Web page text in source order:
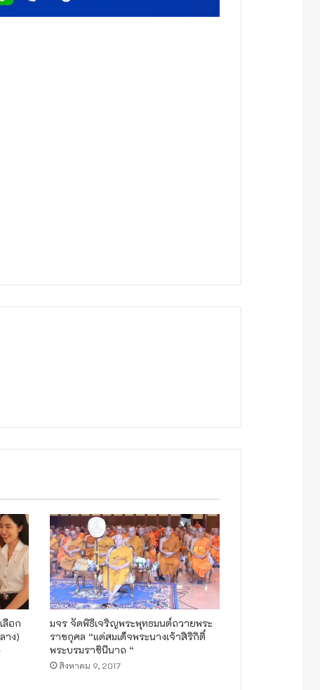
ลือก
าง)
มจร จัดพิธีเจริญพระพุทธมนต์ถวายพระ
ราชกุศล “แด่สมเด็จพระนางเจ้าสิริกิติ์
พระบรมราชินีนาถ “
สิงหาคม 9, 2017